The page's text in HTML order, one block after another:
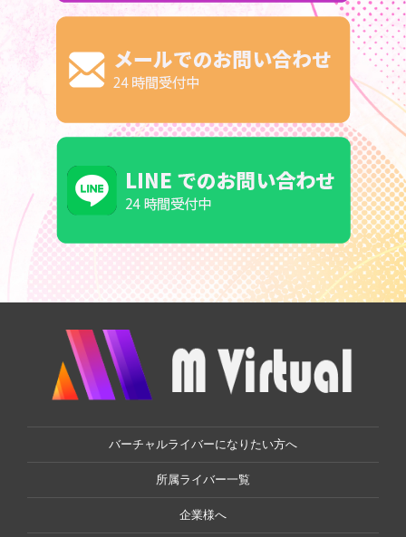
バーチャルライバーになりたい方へ
所属ライバー一覧
企業様へ